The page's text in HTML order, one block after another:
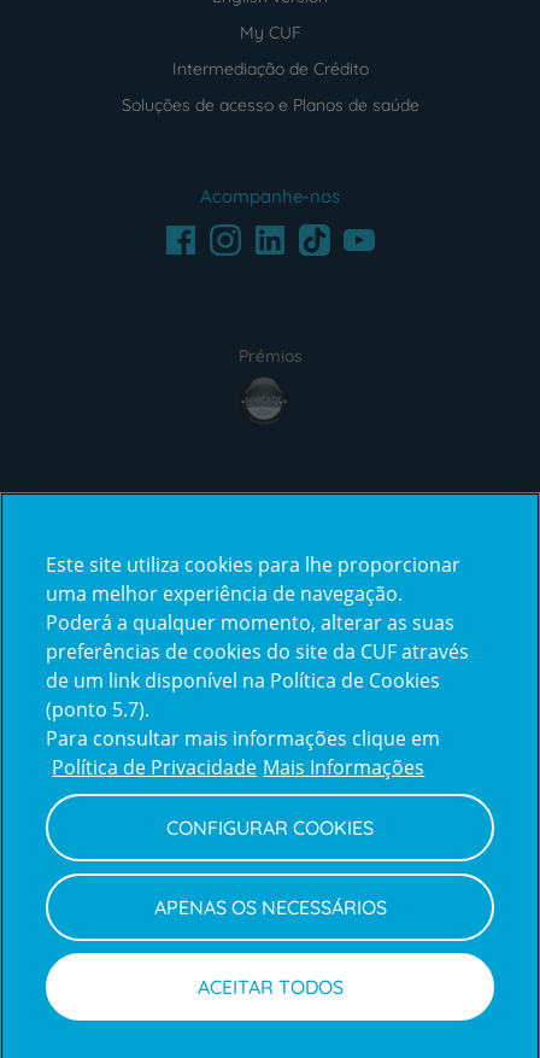
My CUF
Intermediação de Crédito
Soluções de acesso e Planos de saúde
Acompanhe-nos
FacebookInstagramLinkedInTikTokYoutube
Prémios
award4
certification2certification3
Reclamações
e
elogios
Policy
Política de Privacidade e Cookies
Termos e Condições
Declaração de Acessibilidade
Canal de Denúncias
Informações legais
Este site utiliza cookies para lhe proporcionar
uma melhor experiência de navegação.
Poderá a qualquer momento, alterar as suas
preferências de cookies do site da CUF através
de um link disponível na Política de Cookies
(ponto 5.7).
Para consultar mais informações clique em
Política de Privacidade Mais Informações
CONFIGURAR COOKIES
APENAS OS NECESSÁRIOS
ACEITAR TODOS